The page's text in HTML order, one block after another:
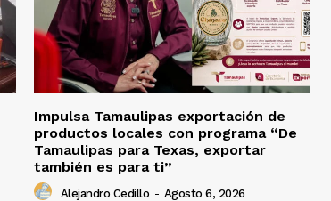
Impulsa Tamaulipas exportación de
productos locales con programa “De
Tamaulipas para Texas, exportar
también es para ti”
Alejandro Cedillo - Agosto 6, 2026